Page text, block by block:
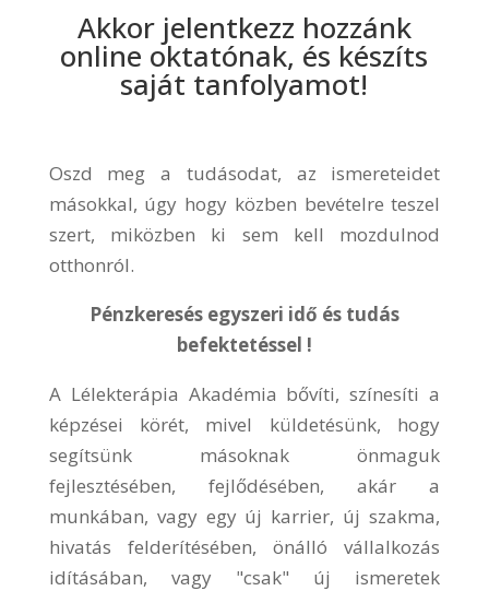
Akkor jelentkezz hozzánk
online oktatónak, és készíts
saját tanfolyamot!
Oszd meg a tudásodat, az ismereteidet
másokkal, úgy hogy közben bevételre teszel
szert, miközben ki sem kell mozdulnod
otthonról.
Pénzkeresés egyszeri idő és tudás
befektetéssel !
A Lélekterápia Akadémia bővíti, színesíti a
képzései körét, mivel küldetésünk, hogy
segítsünk másoknak önmaguk
fejlesztésében, fejlődésében, akár a
munkában, vagy egy új karrier, új szakma,
hivatás felderítésében,önálló vállalkozás
idításában, vagy "csak" új ismeretek